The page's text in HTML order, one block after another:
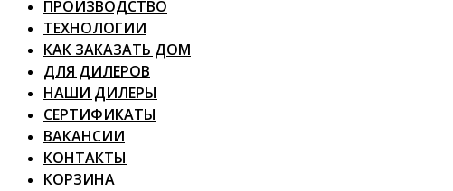
ПРОИЗВОДСТВО
ТЕХНОЛОГИИ
КАК ЗАКАЗАТЬ ДОМ
ДЛЯ ДИЛЕРОВ
НАШИ ДИЛЕРЫ
СЕРТИФИКАТЫ
ВАКАНСИИ
КОНТАКТЫ
КОРЗИНА